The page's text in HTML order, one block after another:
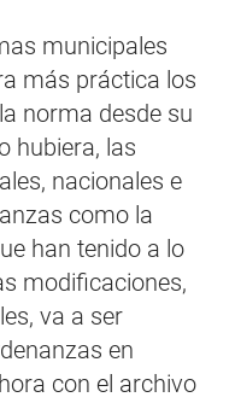
municipales
más práctica los
norma desde su
hubiera, las
nacionales e
como la
han tenido a lo
modificaciones,
va a ser
en
con el archivo